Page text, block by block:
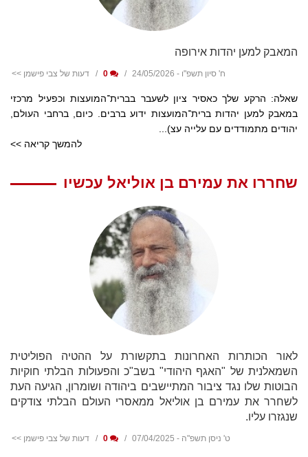
המאבק למען יהדות אירופה
ח' סיון תשפ"ו - 24/05/2026 דעות של צבי פישמן >>
שאלה: הרקע שלך כאסיר ציון לשעבר בברית־המועצות וכפעיל מרכזי
במאבק למען יהדות ברית־המועצות ידוע ברבים. כיום, ברחבי העולם,
יהודים מתמודדים עם עלייה עצ)...
להמשך קריאה >>
שחררו את עמירם בן אוליאל עכשיו
לאור הכותרות האחרונות בתקשורת על ההטיה הפוליטית
השמאלנית של "האגף היהודי" בשב"כ והפעולות הבלתי חוקיות
הבוטות שלו נגד ציבור המתיישבים ביהודה ושומרון, הגיעה העת
לשחרר את עמירם בן אוליאל ממאסרי העולם הבלתי צודקים
שנגזרו עליו.
ט' ניסן תשפ"ה - 07/04/2025 דעות של צבי פישמן >>